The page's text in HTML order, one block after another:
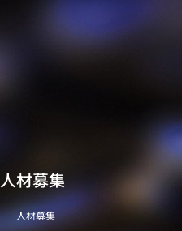
人材募集
人材募集